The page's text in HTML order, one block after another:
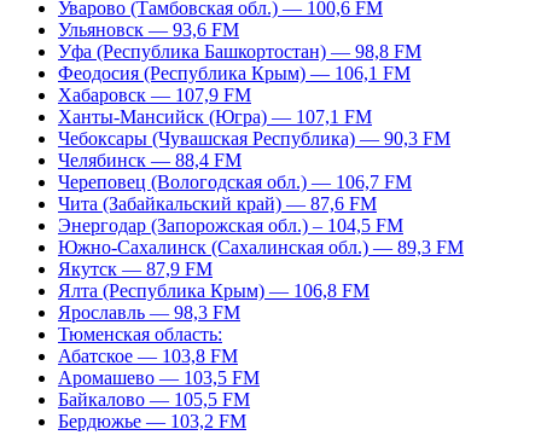
Уварово (Тамбовская обл.) — 100,6 FM
Ульяновск — 93,6 FM
Уфа (Республика Башкортостан) — 98,8 FM
Феодосия (Республика Крым) — 106,1 FM
Хабаровск — 107,9 FM
Ханты-Мансийск (Югра) — 107,1 FM
Чебоксары (Чувашская Республика) — 90,3 FM
Челябинск — 88,4 FM
Череповец (Вологодская обл.) — 106,7 FM
Чита (Забайкальский край) — 87,6 FM
Энергодар (Запорожская обл.) – 104,5 FM
Южно-Сахалинск (Сахалинская обл.) — 89,3 FM
Якутск — 87,9 FM
Ялта (Республика Крым) — 106,8 FM
Ярославль — 98,3 FM
Тюменская область:
Абатское — 103,8 FM
Аромашево — 103,5 FM
Байкалово — 105,5 FM
Бердюжье — 103,2 FM